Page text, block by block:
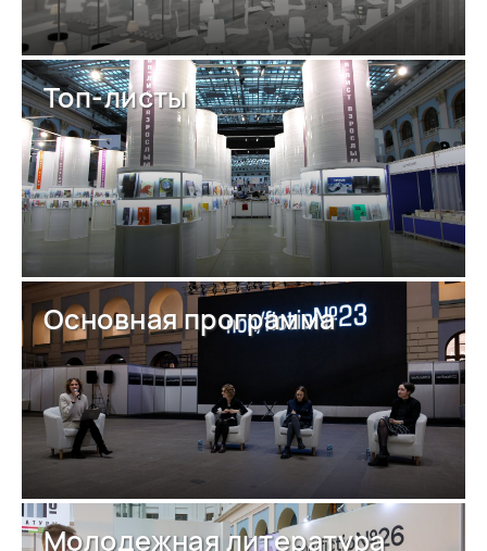
Топ-листы
Основная программа
Молодежная литература